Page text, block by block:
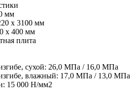
мм
х 3100 мм
х 400 мм
плита
сухой: 26,0 МПа / 16,0 МПа
влажный: 17,0 МПа / 13,0 МПа
15 000 Н/мм2